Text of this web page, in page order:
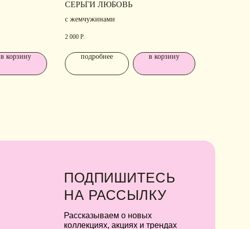
в корзину
СЕРЬГИ ЛЮБОВЬ
с жемчужинами
2 000 Р.
подробнее в корзину
Рассказываем о новых